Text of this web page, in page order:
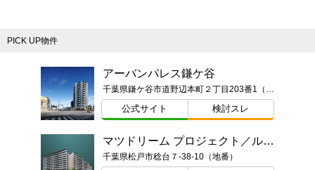
PICK UP物件
アーバンパレス鎌ケ谷
千葉県鎌ケ谷市道野辺本町２丁目203番1（地番）
公式サイト 検討スレ
マツドリーム プロジェクト／ルネ松戸みのり台
千葉県松戸市稔台７-38-10（地番）